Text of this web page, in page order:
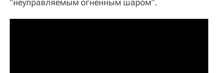
"неуправляемым огненным шаром".